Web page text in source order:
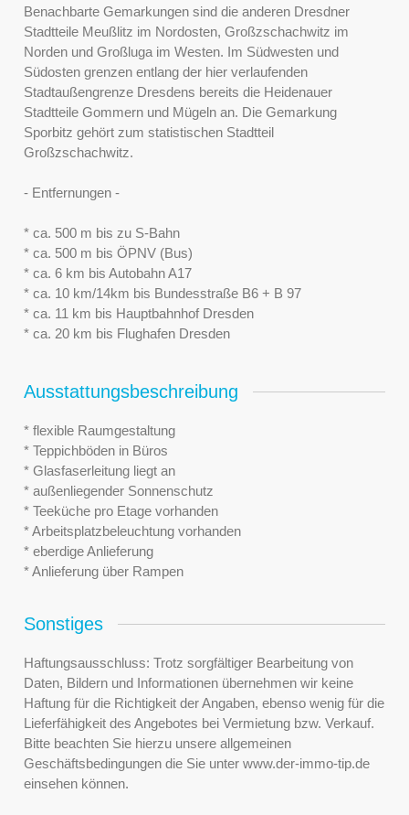
Benachbarte Gemarkungen sind die anderen Dresdner
Stadtteile Meußlitz im Nordosten, Großzschachwitz im
Norden und Großluga im Westen. Im Südwesten und
Südosten grenzen entlang der hier verlaufenden
Stadtaußengrenze Dresdens bereits die Heidenauer
Stadtteile Gommern und Mügeln an. Die Gemarkung
Sporbitz gehört zum statistischen Stadtteil
Großzschachwitz.
- Entfernungen -
* ca. 500 m bis zu S-Bahn
* ca. 500 m bis ÖPNV (Bus)
* ca. 6 km bis Autobahn A17
* ca. 10 km/14km bis Bundesstraße B6 + B 97
* ca. 11 km bis Hauptbahnhof Dresden
* ca. 20 km bis Flughafen Dresden
Ausstattungsbeschreibung
* flexible Raumgestaltung
* Teppichböden in Büros
* Glasfaserleitung liegt an
* außenliegender Sonnenschutz
* Teeküche pro Etage vorhanden
* Arbeitsplatzbeleuchtung vorhanden
* eberdige Anlieferung
* Anlieferung über Rampen
Sonstiges
Haftungsausschluss: Trotz sorgfältiger Bearbeitung von
Daten, Bildern und Informationen übernehmen wir keine
Haftung für die Richtigkeit der Angaben, ebenso wenig für die
Lieferfähigkeit des Angebotes bei Vermietung bzw. Verkauf.
Bitte beachten Sie hierzu unsere allgemeinen
Geschäftsbedingungen die Sie unter www.der-immo-tip.de
einsehen können.